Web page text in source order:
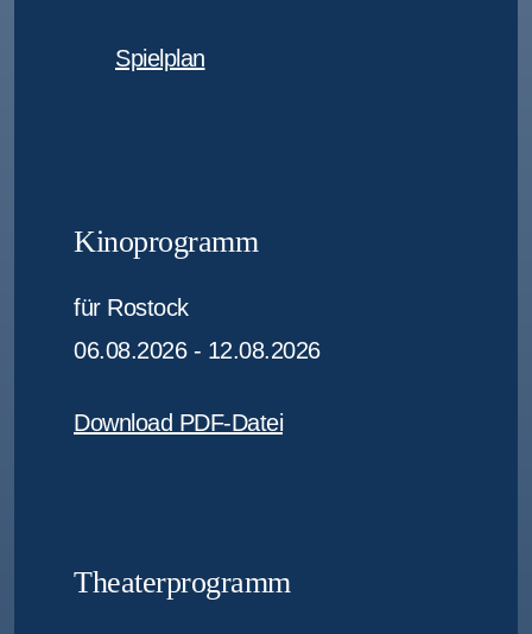
Spielplan
Kinoprogramm
für Rostock
06.08.2026 - 12.08.2026
Download PDF-Datei
Theaterprogramm